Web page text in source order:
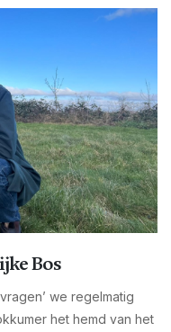
Bos
we regelmatig
het hemd van het